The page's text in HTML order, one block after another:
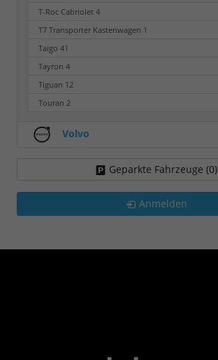
T-Roc Cabriolet 4
T7 Transporter Kastenwagen 1
Taigo 41
Tayron 4
Tiguan 12
Touran 2
Volvo
Geparkte Fahrzeuge (0)
Anmelden